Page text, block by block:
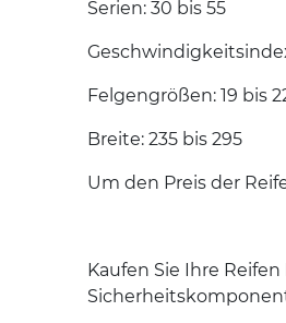
Serien: 30 bis 55
Felgengrößen: 19 bis
Breite: 235 bis 295
Um den Preis der
Kaufen Sie Ihre Reifen